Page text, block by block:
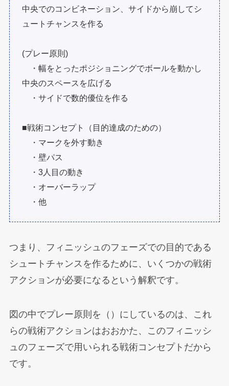
中央でのコンビネーション、サイドから崩してシ
ュートチャンスを作る
(プレー原則)
・幅をとったポジショニングでボールを動かし
中央のスペースを広げる
・サイドで数的優位を作る
■戦術コンセプト（目的達成のための）
・マークを外す動き
・壁パス
・3人目の動き
・オーバーラップ
・他
つまり、フィニッシュのフェーズでの目的である
シュートチャンスを作るために、いくつかの戦術
アクションが必要になるという解釈です。
図の中でプレー原則を（）にしているのは、これ
らの戦術アクションはおおかた、このフィニッシ
ュのフェーズで用いられる戦術コンセプトだから
です。